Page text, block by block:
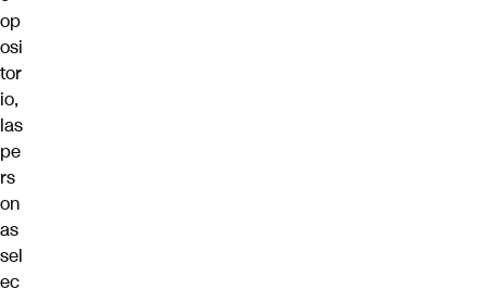
op
osi
tor
io,
las
pe
rs
on
as
sel
ec